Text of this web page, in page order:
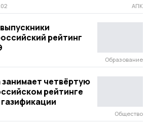
АПК
рейтинг
Образование
четвёртую
рейтинге
Общество